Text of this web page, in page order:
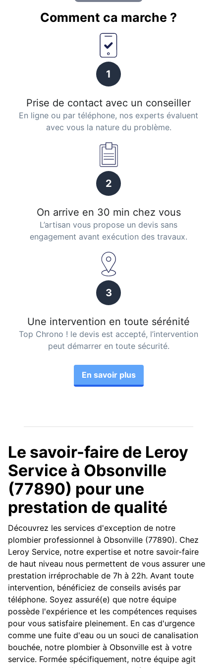
Comment ca marche ?
1
Prise de contact avec un conseiller
En ligne ou par téléphone, nos experts évaluent
avec vous la nature du problème.
2
On arrive en 30 min chez vous
L’artisan vous propose un devis sans
engagement avant exécution des travaux.
3
Une intervention en toute sérénité
Top Chrono ! le devis est accepté, l’intervention
peut démarrer en toute sécurité.
En savoir plus
Le savoir-faire de Leroy
Service à Obsonville
(77890) pour une
prestation de qualité
Découvrez les services d'exception de notre
plombier professionnel à Obsonville (77890). Chez
Leroy Service, notre expertise et notre savoir-faire
de haut niveau nous permettent de vous assurer une
prestation irréprochable de 7h à 22h. Avant toute
intervention, bénéficiez de conseils avisés par
téléphone. Soyez assuré(e) que notre équipe
possède l'expérience et les compétences requises
pour vous satisfaire pleinement. En cas d'urgence
comme une fuite d'eau ou un souci de canalisation
bouchée, notre plombier à Obsonville est à votre
service. Formée spécifiquement, notre équipe agit